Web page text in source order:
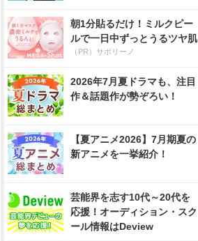
朝1分貼るだけ！ミルクピー
ルで一日中ずっとうるツヤ肌
（PR）サボリーノ
2026年7月夏ドラマも、注目
作＆話題作が勢ぞろい！
【夏アニメ2026】7月期夏の
新アニメを一挙紹介！
芸能界を志す10代～20代を
応援！オーディション・スク
ール情報はDeview